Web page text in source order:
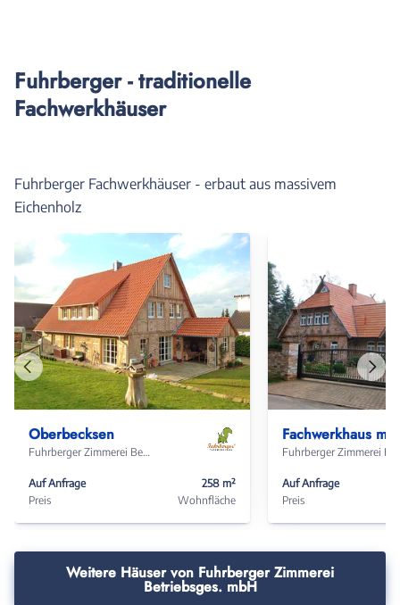
Fuhrberger - traditionelle
Fachwerkhäuser
Fuhrberger Fachwerkhäuser - erbaut aus massivem
Eichenholz
Oberbecksen
Fuhrberger Zimmerei Betriebsges. mbH
Auf Anfrage
Preis
258 m²
Wohnfläche
Auf Anfrage
Preis
Vorheriges
Haus
Haus
Weitere Häuser von Fuhrberger Zimmerei
Betriebsges. mbH